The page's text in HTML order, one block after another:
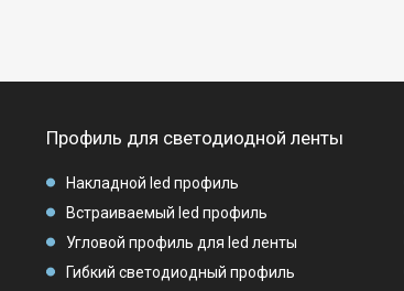
Профиль для светодиодной ленты
Накладной led профиль
Встраиваемый led профиль
Угловой профиль для led ленты
Гибкий светодиодный профиль